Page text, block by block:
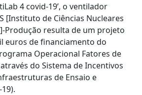
4 covid-19’, o ventilador
[Instituto de Ciências Nucleares
Produção resulta de um projeto
euros de financiamento do
Operacional Fatores de
do Sistema de Incentivos
de Ensaio e